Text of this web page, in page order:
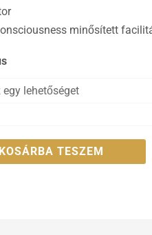
minősített
KOSÁRBA TESZEM